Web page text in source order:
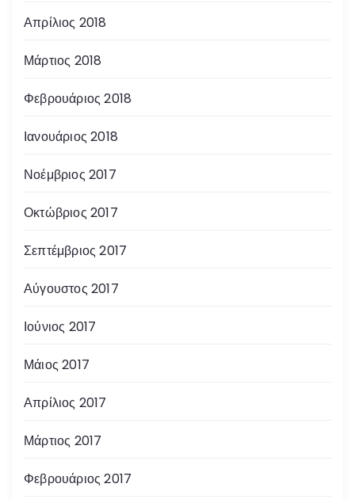
Απρίλιος 2018
Μάρτιος 2018
Φεβρουάριος 2018
Ιανουάριος 2018
Νοέμβριος 2017
Οκτώβριος 2017
Σεπτέμβριος 2017
Αύγουστος 2017
Ιούνιος 2017
Μάιος 2017
Απρίλιος 2017
Μάρτιος 2017
Φεβρουάριος 2017